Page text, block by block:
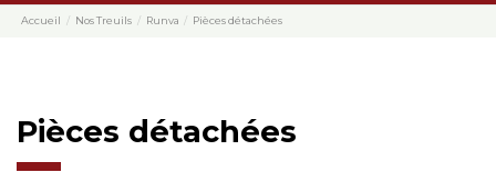
Accueil Nos Treuils Runva Pièces détachées
Pièces détachées